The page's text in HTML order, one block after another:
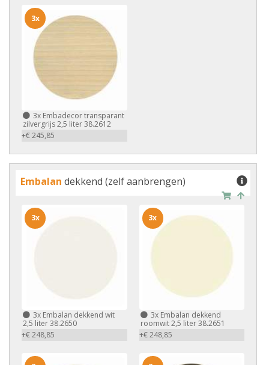
3x Embadecor transparant
zilvergrijs 2,5 liter 38.2612
+€ 245,85
3x
Embalan dekkend (zelf aanbrengen)
3x Embalan dekkend wit
2,5 liter 38.2650
+€ 248,85
3x
3xEmbalan dekkend
roomwit 2,5 liter 38.2651
+€ 248,85
3x